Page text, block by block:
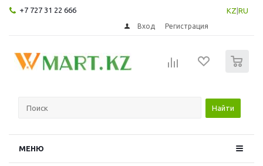
+7 727 31 22 666 KZ RU
Вход Регистрация
Найти
МЕНЮ